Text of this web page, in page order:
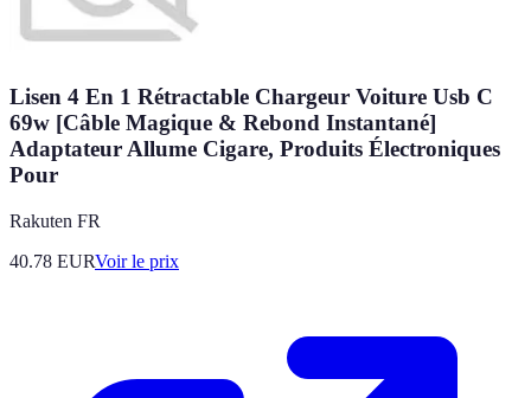
Lisen 4 En 1 Rétractable Chargeur Voiture Usb C
69w [Câble Magique & Rebond Instantané]
Adaptateur Allume Cigare, Produits Électroniques
Pour
Rakuten FR
40.78 EURVoir le prix